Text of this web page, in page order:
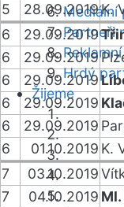
Mediální
Partneři
Hrdý
Žijeme
5
28.09.2019K.
6
29.09.2019
6
29.09.2019
6
29.09.2019
6
29.09.2019
6
29.09.2019
6
01.10.2019 K.
7
03.10.2019
7
04.10.2019